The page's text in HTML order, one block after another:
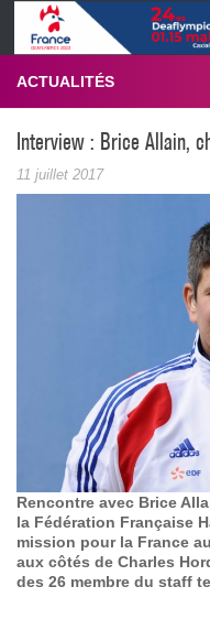
Skip to content
ACTUALITÉS
Interview : Brice Allain,
11 juillet 2017
Rencontre avec Brice
la Fédération Française
mission pour la France
aux côtés de Charles
des 26 membre du staff